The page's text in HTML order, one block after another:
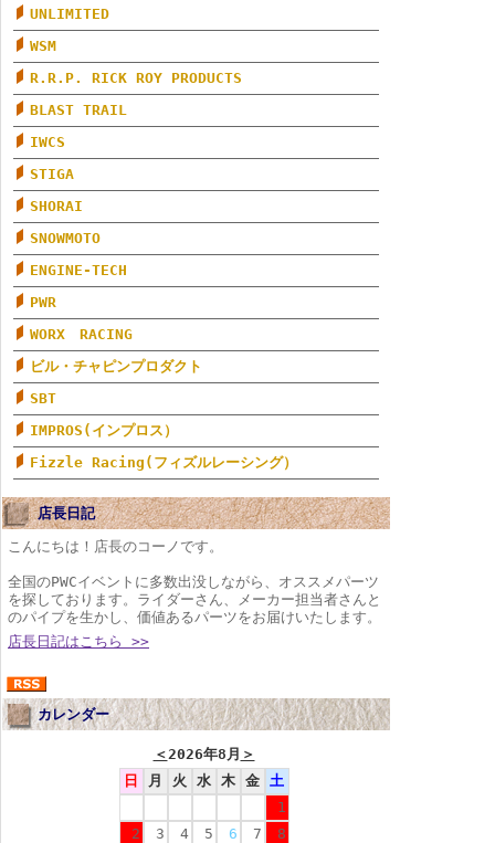
UNLIMITED
WSM
R.R.P. RICK ROY PRODUCTS
BLAST TRAIL
IWCS
STIGA
SHORAI
SNOWMOTO
ENGINE-TECH
PWR
WORX RACING
ビル・チャピンプロダクト
SBT
IMPROS(インプロス）
Fizzle Racing(フィズルレーシング）
店長日記
こんにちは！店長のコーノです。
全国のPWCイベントに多数出没しながら、オススメパーツ
を探しております。ライダーさん、メーカー担当者さんと
のパイプを生かし、価値あるパーツをお届けいたします。
店長日記はこちら >>
カレンダー
＜2026年8月 ＞
日
月 火 水 木 金 土
1
2
3 4 5 6 7
8